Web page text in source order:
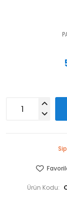
Ürün Kodu: